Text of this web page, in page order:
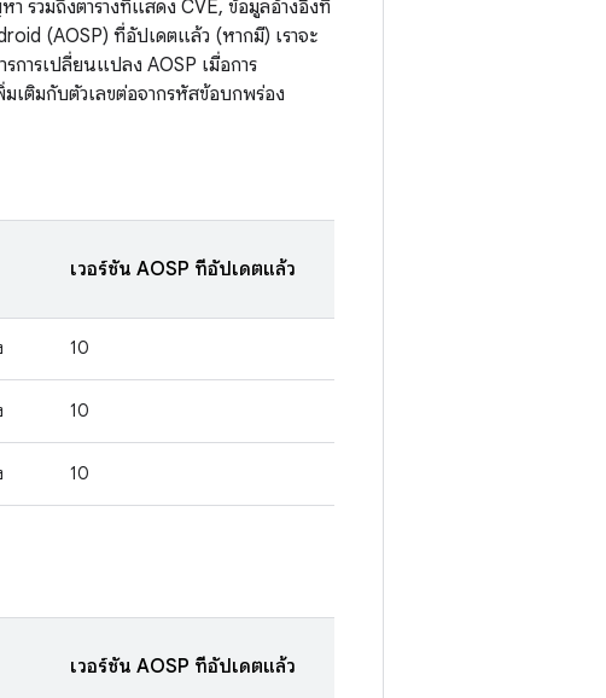
รวมถึงตารางที่แสดง CVE, ข้อมูลอ้างอิงที่
(AOSP) ที่อัปเดตแล้ว (หากมี) เราจะ
ารเปลี่ยนแปลง AOSP เมื่อการ
เติมกับตัวเลขต่อจากรหัสข้อบกพร่อง
เวอร์ชัน AOSP ที่อัปเดตแล้ว
10
10
10
เวอร์ชัน AOSP ที่อัปเดตแล้ว